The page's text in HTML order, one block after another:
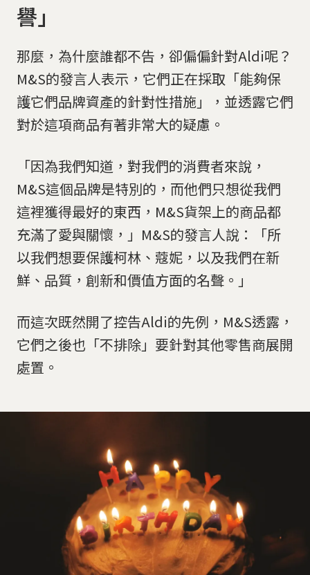
譽」
那麼，為什麼誰都不告，卻偏偏針對Aldi呢？
M&S的發言人表示，它們正在採取「能夠保
護它們品牌資產的針對性措施」，並透露它們
對於這項商品有著非常大的疑慮。
「因為我們知道，對我們的消費者來說，
M&S這個品牌是特別的，而他們只想從我們
這裡獲得最好的東西，M&S貨架上的商品都
充滿了愛與關懷，」M&S的發言人說：「所
以我們想要保護柯林、蔻妮，以及我們在新
鮮、品質，創新和價值方面的名聲。」
而這次既然開了控告Aldi的先例，M&S透露，
它們之後也「不排除」要針對其他零售商展開
處置。